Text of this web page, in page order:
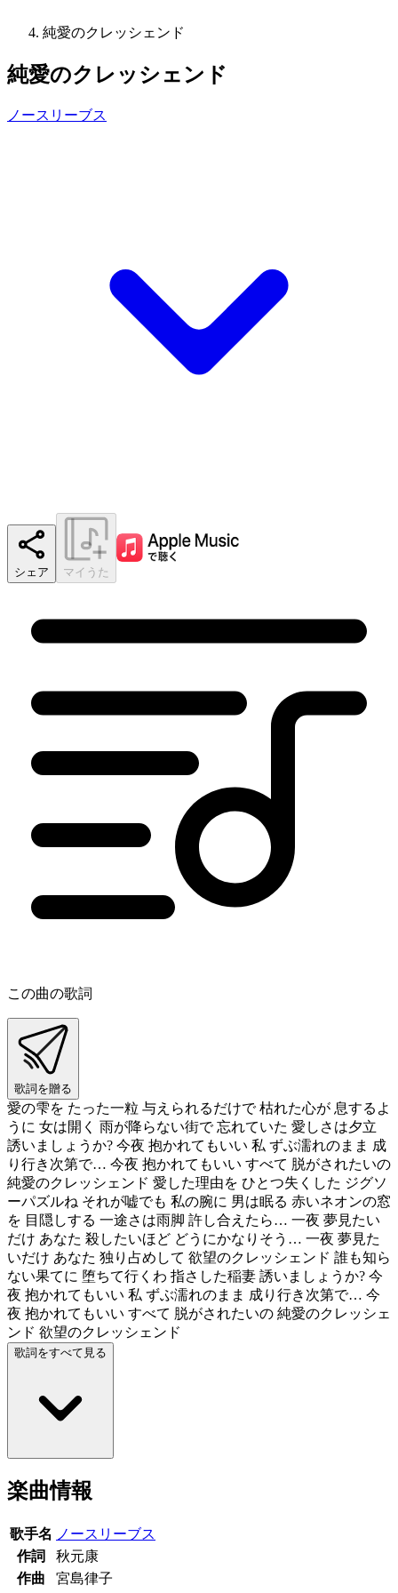
純愛のクレッシェンド
純愛のクレッシェンド
ノースリーブス
シェア マイうた
この曲の歌詞
歌詞を贈る
愛の雫を たった一粒 与えられるだけで 枯れた心が 息するよ
うに 女は開く 雨が降らない街で 忘れていた 愛しさは夕立
誘いましょうか? 今夜 抱かれてもいい 私 ずぶ濡れのまま 成
り行き次第で… 今夜 抱かれてもいい すべて 脱がされたいの
純愛のクレッシェンド 愛した理由を ひとつ失くした ジグソ
ーパズルね それが嘘でも 私の腕に 男は眠る 赤いネオンの窓
を 目隠しする 一途さは雨脚 許し合えたら… 一夜 夢見たい
だけ あなた 殺したいほど どうにかなりそう… 一夜 夢見た
いだけ あなた 独り占めして 欲望のクレッシェンド 誰も知ら
ない果てに 堕ちて行くわ 指さした稲妻 誘いましょうか? 今
夜 抱かれてもいい 私 ずぶ濡れのまま 成り行き次第で… 今
夜 抱かれてもいい すべて 脱がされたいの 純愛のクレッシェ
ンド 欲望のクレッシェンド
歌詞をすべて見る
楽曲情報
歌手名 ノースリーブス
作詞
秋元康
作曲
宮島律子